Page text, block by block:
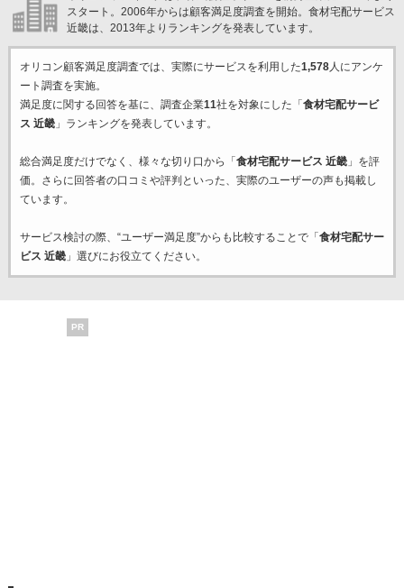
スタート。2006年からは顧客満足度調査を開始。食材宅配サービス
近畿は、2013年よりランキングを発表しています。
オリコン顧客満足度調査では、実際にサービスを利用した1,578人にアンケ
ート調査を実施。
満足度に関する回答を基に、調査企業11社を対象にした「 食材宅配サービ
ス 近畿」ランキングを発表しています。
総合満足度だけでなく、様々な切り口から「 食材宅配サービス 近畿」を評
価。さらに回答者の口コミや評判といった、実際のユーザーの声も掲載し
ています。
サービス検討の際、“ユーザー満足度”からも比較することで「 食材宅配サー
ビス 近畿」選びにお役立てください。
PR